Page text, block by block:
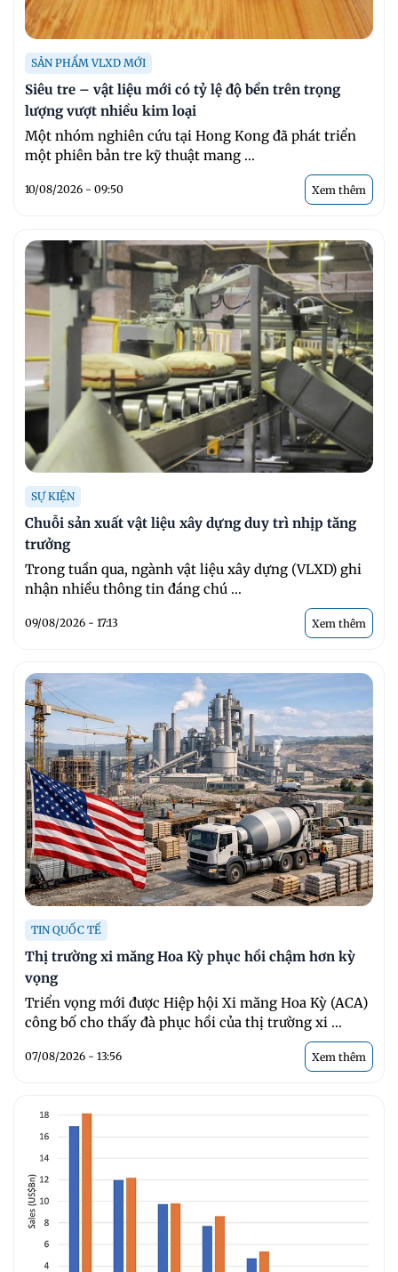
SẢN PHẨM VLXD MỚI
Siêu tre – vật liệu mới có tỷ lệ độ bền trên trọng
lượng vượt nhiều kim loại
Một nhóm nghiên cứu tại Hong Kong đã phát triển
một phiên bản tre kỹ thuật mang ...
10/08/2026 - 09:50 Xem thêm
SỰ KIỆN
Chuỗi sản xuất vật liệu xây dựng duy trì nhịp tăng
trưởng
Trong tuần qua, ngành vật liệu xây dựng (VLXD) ghi
nhận nhiều thông tin đáng chú ...
09/08/2026 - 17:13 Xem thêm
TIN QUỐC TẾ
Thị trường xi măng Hoa Kỳ phục hồi chậm hơn kỳ
vọng
Triển vọng mới được Hiệp hội Xi măng Hoa Kỳ (ACA)
công bố cho thấy đà phục hồi của thị trường xi ...
07/08/2026 - 13:56 Xem thêm